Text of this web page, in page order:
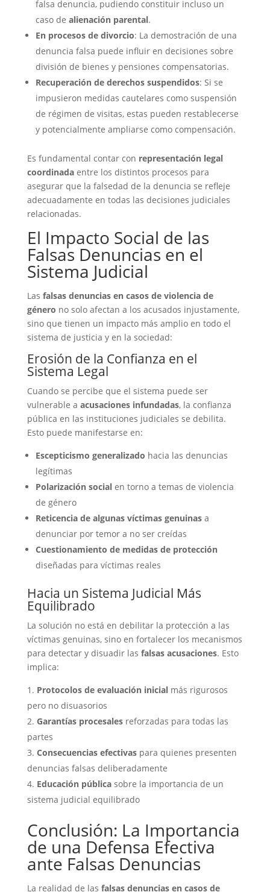
falsa denuncia, pudiendo constituir incluso un
caso de alienación parental.
En procesos de divorcio: La demostración de una
denuncia falsa puede influir en decisiones sobre
división de bienes y pensiones compensatorias.
Recuperación de derechos suspendidos: Si se
impusieron medidas cautelares como suspensión
de régimen de visitas, estas pueden restablecerse
y potencialmente ampliarse como compensación.
Es fundamental contar con representación legal
coordinadaentre los distintos procesos para
asegurar que la falsedad de la denuncia se refleje
adecuadamente en todas las decisiones judiciales
relacionadas.
El Impacto Social de las
Falsas Denuncias en el
Sistema Judicial
Las falsas denuncias en casos de violencia de
género no solo afectan a los acusados injustamente,
sino que tienen un impacto más amplio en todo el
sistema de justicia y en la sociedad:
Erosión de la Confianza en el
Sistema Legal
Cuando se percibe que el sistema puede ser
vulnerable a acusaciones infundadas, la confianza
pública en las instituciones judiciales se debilita.
Esto puede manifestarse en:
Escepticismo generalizado hacia las denuncias
legítimas
Polarización socialen torno a temas de violencia
de género
Reticencia de algunas víctimas genuinasa
denunciar por temor a no ser creídas
Cuestionamiento de medidas de protección
diseñadas para víctimas reales
Hacia un Sistema Judicial Más
Equilibrado
La solución no está en debilitar la protección a las
víctimas genuinas, sino en fortalecer los mecanismos
para detectar y disuadir las falsas acusaciones. Esto
implica:
Protocolos de evaluación inicialmás rigurosos
pero no disuasorios
Garantías procesalesreforzadas para todas las
partes
Consecuencias efectivaspara quienes presenten
denuncias falsas deliberadamente
Educación públicasobre la importancia de un
sistema judicial equilibrado
Conclusión: La Importancia
de una Defensa Efectiva
ante Falsas Denuncias
La realidad de las falsas denuncias en casos de